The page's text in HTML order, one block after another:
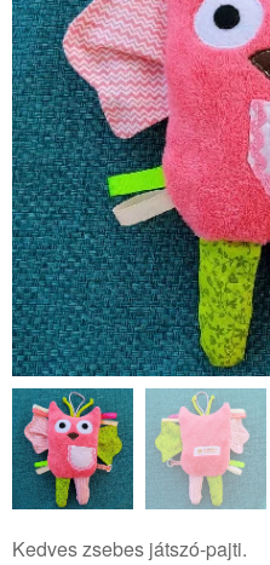
Kedves zsebes játszó-pajti.